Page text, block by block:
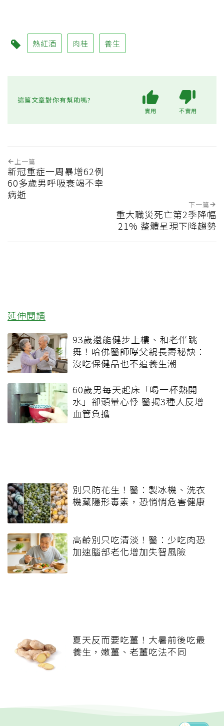
熱紅酒 肉桂 養生
這篇文章對你有幫助嗎?
實用 不實用
上一篇
新冠重症一周暴增62例
60多歲男呼吸衰竭不幸
病逝
下一篇
重大職災死亡第2季降幅
21% 整體呈現下降趨勢
延伸閱讀
93歲還能健步上樓、和老伴跳
舞！哈佛醫師曝父親長壽秘訣：
沒吃保健品也不追養生潮
60歲男每天起床「喝一杯熱開
水」卻頭暈心悸 醫揭3種人反增
血管負擔
別只防花生！醫：製冰機、洗衣
機藏隱形毒素，恐悄悄危害健康
高齡別只吃清淡！醫：少吃肉恐
加速腦部老化增加失智風險
夏天反而要吃薑！大暑前後吃最
養生，嫩薑、老薑吃法不同